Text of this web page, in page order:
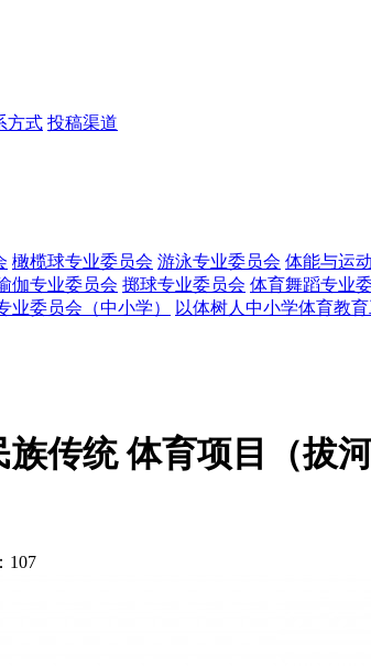
方式 投稿渠道
橄榄球专业委员会 游泳专业委员会 体能与运
伽专业委员会 掷球专业委员会 体育舞蹈专业
业委员会（中小学） 以体树人中小学体育教
族传统 体育项目（拔
107